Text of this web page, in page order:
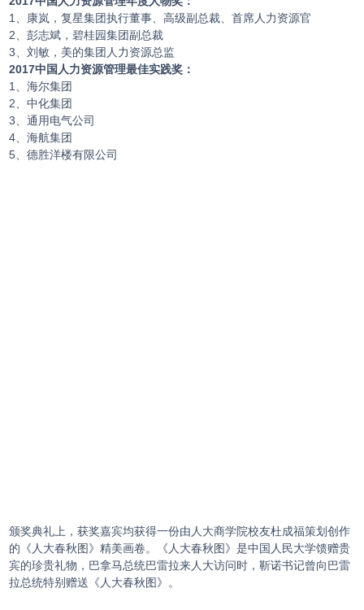
1、康岚，复星集团执行董事、高级副总裁、首席人力资源官
2、彭志斌，碧桂园集团副总裁
3、刘敏，美的集团人力资源总监
2017中国人力资源管理最佳实践奖：
1、海尔集团
2、中化集团
3、通用电气公司
4、海航集团
5、德胜洋楼有限公司
颁奖典礼上，获奖嘉宾均获得一份由人大商学院校友杜成福策划创作
的《人大春秋图》精美画卷。《人大春秋图》是中国人民大学馈赠贵
宾的珍贵礼物，巴拿马总统巴雷拉来人大访问时，靳诺书记曾向巴雷
拉总统特别赠送《人大春秋图》。